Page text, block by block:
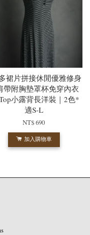
裙片拼接休閒優雅修身
帶附胸墊罩杯免穿內衣
小露背長洋裝｜2色*
適S-L
NT$ 690
加入購物車